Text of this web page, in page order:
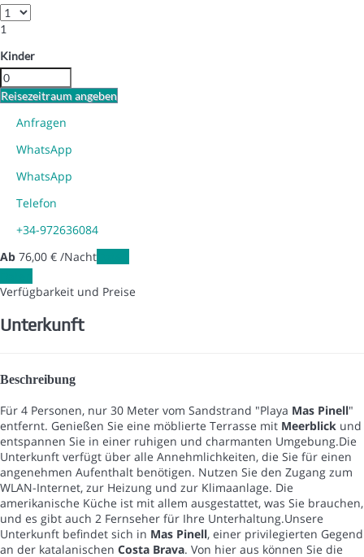
1
Kinder
Reisezeitraum angeben
Anfragen
WhatsApp
WhatsApp
Telefon
+34-972636084
Ab 76,00 € /Nacht
Verfügbarkeit und Preise
Unterkunft
Beschreibung
Für 4 Personen, nur 30 Meter vom Sandstrand "Playa Mas Pinell"
entfernt. Genießen Sie eine möblierte Terrasse mit Meerblick und
entspannen Sie in einer ruhigen und charmanten Umgebung.Die
Unterkunft verfügt über alle Annehmlichkeiten, die Sie für einen
angenehmen Aufenthalt benötigen. Nutzen Sie den Zugang zum
WLAN-Internet, zur Heizung und zur Klimaanlage. Die
amerikanische Küche ist mit allem ausgestattet, was Sie brauchen,
und es gibt auch 2 Fernseher für Ihre Unterhaltung.Unsere
Unterkunft befindet sich in Mas Pinell, einer privilegierten Gegend
an der katalanischen Costa Brava. Von hier aus können Sie die